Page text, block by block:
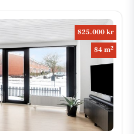
825.000 kr
84 m2